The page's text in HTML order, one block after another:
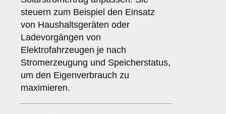
steuern zum Beispiel den Einsatz
von Haushaltsgeräten oder
Ladevorgängen von
Elektrofahrzeugen je nach
Stromerzeugung und Speicherstatus,
um den Eigenverbrauch zu
maximieren.